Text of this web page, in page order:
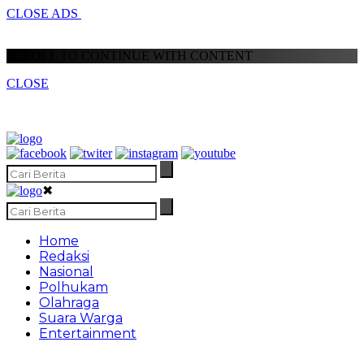
CLOSE ADS
SCROLL TO CONTINUE WITH CONTENT
CLOSE
✖
Home
Redaksi
Nasional
Polhukam
Olahraga
Suara Warga
Entertainment